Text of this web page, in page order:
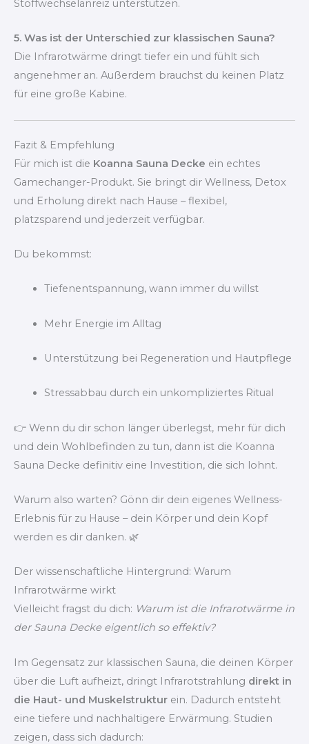
Stoffwechselanreiz unterstützen.
5. Was ist der Unterschied zur klassischen Sauna?
Die Infrarotwärme dringt tiefer ein und fühlt sich
angenehmer an. Außerdem brauchst du keinen Platz
für eine große Kabine.
Fazit & Empfehlung
Für mich ist die Koanna Sauna Decke ein echtes
Gamechanger-Produkt. Sie bringt dir Wellness, Detox
und Erholung direkt nach Hause – flexibel,
platzsparend und jederzeit verfügbar.
Du bekommst:
Tiefenentspannung, wann immer du willst
Mehr Energie im Alltag
Unterstützung bei Regeneration und Hautpflege
Stressabbau durch ein unkompliziertes Ritual
👉 Wenn du dir schon länger überlegst, mehr für dich
und dein Wohlbefinden zu tun, dann ist die Koanna
Sauna Decke definitiv eine Investition, die sich lohnt.
Warum also warten? Gönn dir dein eigenes Wellness-
Erlebnis für zu Hause – dein Körper und dein Kopf
werden es dir danken. 🌿
Der wissenschaftliche Hintergrund: Warum
Infrarotwärme wirkt
Vielleicht fragst du dich: Warum ist die Infrarotwärme in
der Sauna Decke eigentlich so effektiv?
Im Gegensatz zur klassischen Sauna, die deinen Körper
über die Luft aufheizt, dringt Infrarotstrahlung direkt in
die Haut- und Muskelstruktur ein. Dadurch entsteht
eine tiefere und nachhaltigere Erwärmung. Studien
zeigen, dass sich dadurch: